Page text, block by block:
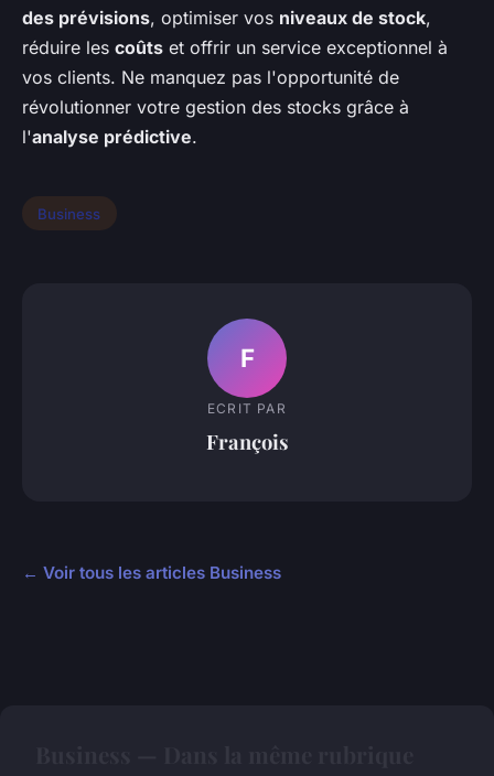
des prévisions, optimiser vos niveaux de stock,
réduire les coûts et offrir un service exceptionnel à
vos clients. Ne manquez pas l'opportunité de
révolutionner votre gestion des stocks grâce à
l'analyse prédictive.
Business
F
ECRIT PAR
François
← Voir tous les articles Business